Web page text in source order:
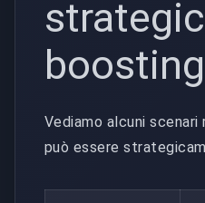
boosting
Vediamo alcuni
può essere